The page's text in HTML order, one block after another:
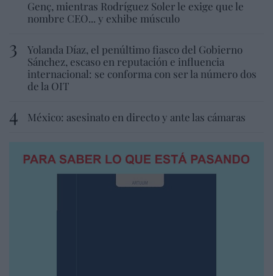
Genç, mientras Rodríguez Soler le exige que le
nombre CEO... y exhibe músculo
Yolanda Díaz, el penúltimo fiasco del Gobierno
Sánchez, escaso en reputación e influencia
internacional: se conforma con ser la número dos
de la OIT
México: asesinato en directo y ante las cámaras